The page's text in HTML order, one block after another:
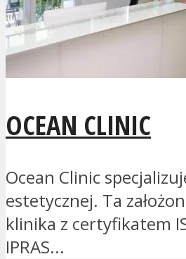
OCEAN CLINIC
Ocean Clinic
estetycznej. Ta
klinika z certyfikatem
IPRAS...